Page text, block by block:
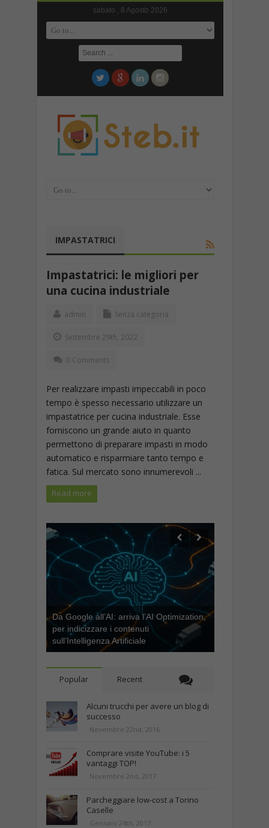
sabato , 8 Agosto 2026
IMPASTATRICI
Impastatrici: le migliori per
una cucina industriale
admin Senza categoria
Settembre 29th, 2022
0 Comments
Per realizzare impasti impeccabili in poco
tempo è spesso necessario utilizzare un
impastatrice per cucina industriale. Esse
forniscono un grande aiuto in quanto
permettono di preparare impasti in modo
automatico e risparmiare tanto tempo e
fatica. Sul mercato sono innumerevoli ...
Read more
Da Google all’AI: arriva l’AI Optimization,
per indicizzare i contenuti
sull’Intelligenza Artificiale
Popular Recent
Alcuni trucchi per avere un blog di
successo
Novembre 22nd, 2016
Comprare visite YouTube: i 5
vantaggi TOP!
Novembre 2nd, 2017
Parcheggiare low-cost a Torino
Caselle
Gennaio 24th, 2017